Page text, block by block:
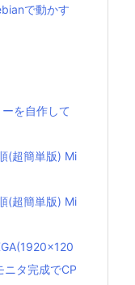
で動かす
を自作して
(超簡単版) Mi
(超簡単版) Mi
ニタ完成でCP